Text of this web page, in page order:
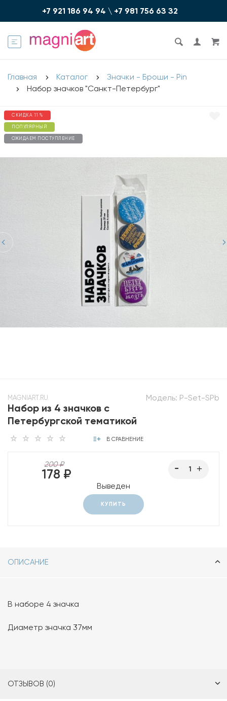
+7 921 186 94 94 \ +7 981 756 6З З2
Главная Каталог
Значки - Броши - Pin
Набор значков "Санкт-Петербург"
СКИДКА 11 %
ПОПУЛЯРНЫЙ
ОЖИДАЕМ ПОСТУПЛЕНИЕ
Модель: P-Set-SPb
MAGNIART.RU
Набор из 4 значков с
Петербургской тематикой
В СРАВНЕНИЕ
200 ₽
178 ₽
Выведен
КУПИТЬ
ОПИСАНИЕ
В наборе 4 значка
Диаметр значка 37мм
ОТЗЫВОВ (0)